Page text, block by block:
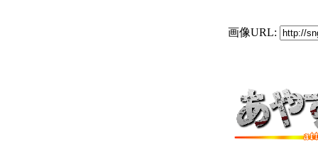
画像URL: